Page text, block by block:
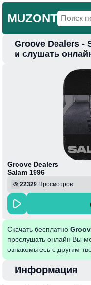
MUZONT
Главная
Groove Dealers -
и слушать
Groove Dealers
Salam 1996
22329 Просмотров
Скачать бесплатно
прослушать онлайн Вы
ознакомьтесь с другим
Информация